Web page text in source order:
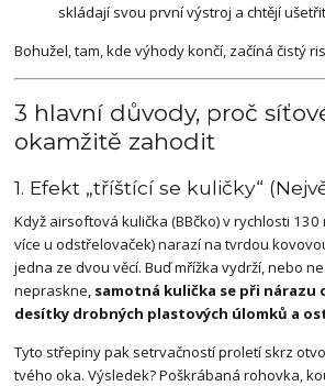
skládají svou první výstroj a chtějí
Bohužel, tam, kde výhody končí, začíná čistý
3 hlavní důvody, proč
okamžitě zahodit
1. Efekt „tříštící se kuličky“
Když airsoftová kulička (BBčko) v rychlosti
více u odstřelovaček) narazí na tvrdou
jedna ze dvou věcí. Buď mřížka vydrží, nebo
nepraskne, samotná kulička se při
desítky drobných plastových úlomků a
Tyto střepiny pak setrvačností proletí skrz
tvého oka. Výsledek? Poškrábaná rohovka,